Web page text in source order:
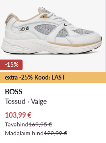
extra -25% Kood: LAST
-15%
BOSS
Tossud · Valge
Praegune hind
103,99€
Tavahind169,95 €
Madalaim hind122,99 €